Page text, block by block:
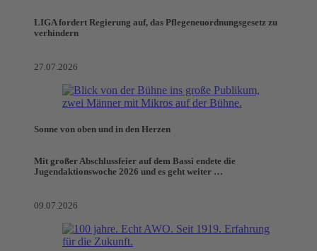
LIGA fordert Regierung auf, das Pflegeneuordnungsgesetz zu
verhindern
27.07.2026
Sonne von oben und in den Herzen
Mit großer Abschlussfeier auf dem Bassi endete die
Jugendaktionswoche 2026 und es geht weiter …
09.07.2026